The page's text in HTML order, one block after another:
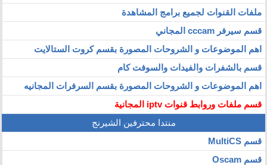
ملفات القنوات لجميع برامج المشاهدة
قسم سيرفر cccam المجاني
اهم الموضوعات و الشروحات المصورة بقسم كروت الستالايت
قسم بالشفرات والفيدات والسوفت كام
اهم الموضوعات و الشروحات المصورة بقسم السرفرات المجانيه
قسم ملفات وروابط قنوات iptv المجانية
منتدا محترفين الشيرنج
قسم MultiCS
قسم Oscam